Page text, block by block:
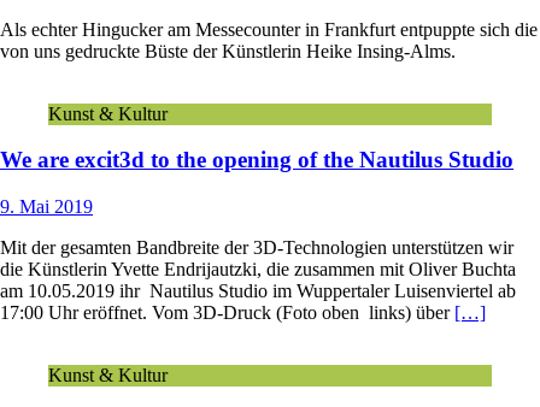
Als echter Hingucker am Messecounter in Frankfurt entpuppte sich die
von uns gedruckte Büste der Künstlerin Heike Insing-Alms.
Kunst & Kultur
We are excit3d to the opening of the Nautilus Studio
9. Mai 2019
Mit der gesamten Bandbreite der 3D-Technologien unterstützen wir
die Künstlerin Yvette Endrijautzki, die zusammen mit Oliver Buchta
am 10.05.2019 ihr Nautilus Studio im Wuppertaler Luisenviertel ab
17:00 Uhr eröffnet. Vom 3D-Druck (Foto oben links) über […]
Kunst & Kultur